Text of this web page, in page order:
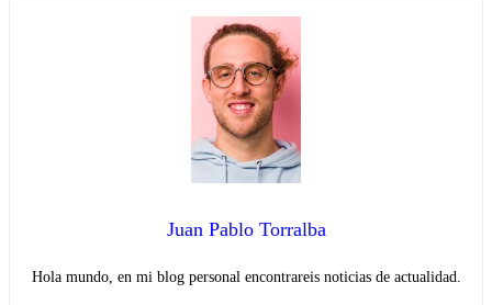
Juan Pablo Torralba
Hola mundo, en mi blog personal encontrareis noticias de actualidad.